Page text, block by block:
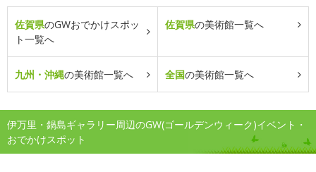
佐賀県のGWおでかけスポッ
ト一覧へ
佐賀県の美術館一覧へ
九州・沖縄の美術館一覧へ 全国の美術館一覧へ
伊万里・鍋島ギャラリー周辺のGW(ゴールデンウィーク)イベント・
おでかけスポット